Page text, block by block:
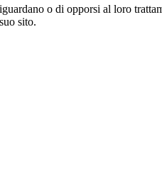
o di opporsi al loro
sito.